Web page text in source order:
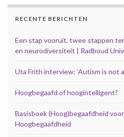
RECENTE BERICHTEN
Een stap vooruit, twee stappen
en neurodiversiteit | Radboud
Uta Frith interview: ‘Autism is not
Hoogbegaafd of hoogintelligent?
Basisboek (Hoog)begaafdheid
Hoogbegaafdheid